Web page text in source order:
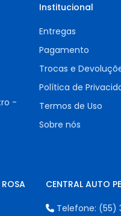
-
Institucional
Entregas
Pagamento
Trocas e
Política de
Termos de Uso
Sobre nós
CENTRAL AUTO
Telefone: (55)